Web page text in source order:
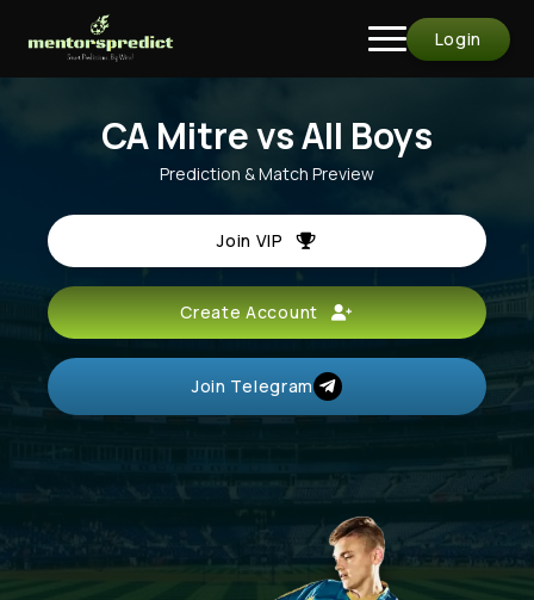
Login
CA Mitre vs All Boys
Prediction & Match Preview
Join VIP
Create Account
Join Telegram